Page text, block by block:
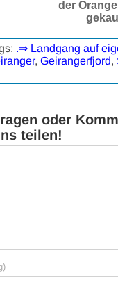
der
.⇒ Landgang auf
, Geirangerfjord,
oder
teilen!